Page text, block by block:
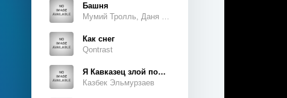
Башня
Как снег
Qontrast
Я Кавказец злой породы
Казбек Эльмурзаев